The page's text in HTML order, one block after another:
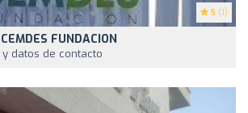
5 (1)
FUNDACION
datos de contacto